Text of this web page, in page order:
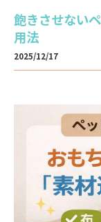
飽きさせない
用法
2025/12/17